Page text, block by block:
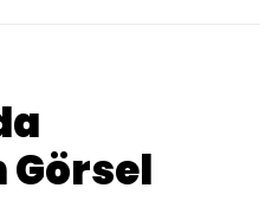
Görsel